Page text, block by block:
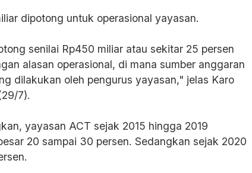
dipotong untuk operasional yayasan.
senilai Rp450 miliar atau sekitar 25 persen
alasan operasional, di mana sumber anggaran
dilakukan oleh pengurus yayasan," jelas Karo
7).
yayasan ACT sejak 2015 hingga 2019
20 sampai 30 persen. Sedangkan sejak 2020